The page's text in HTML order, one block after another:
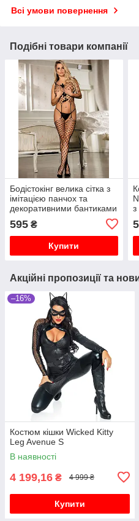
Всі умови повернення
Подібні товари компанії
Бодістокінг велика сітка з
імітацією панчох та
декоративними бантиками
Star Night, чорний, XS-M
595 ₴
Купити
з
Акційні пропозиції та
–16%
Костюм кішки Wicked Kitty
Leg Avenue S
В наявності
4 199,16 ₴ 4 999 ₴
Купити